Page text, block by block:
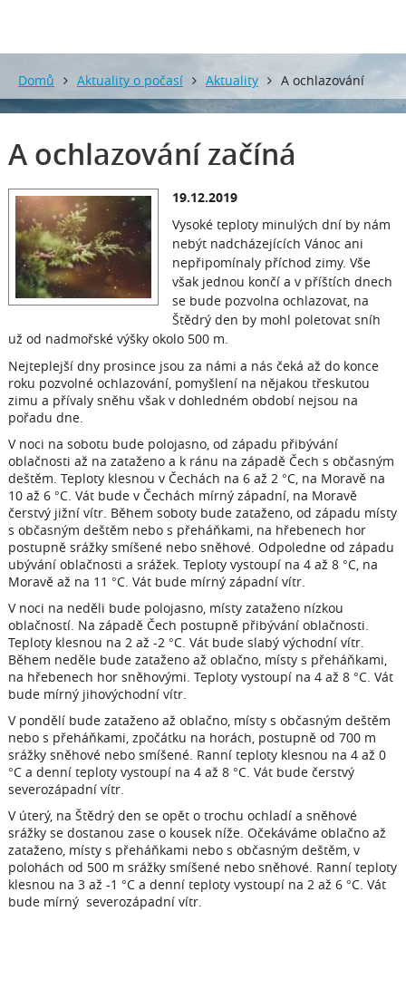
Domů Aktuality o počasí Aktuality A ochlazování
začíná
A ochlazování začíná
19.12.2019
Vysoké teploty minulých dní by nám
nebýt nadcházejících Vánoc ani
nepřipomínaly příchod zimy. Vše
však jednou končí a v příštích dnech
se bude pozvolna ochlazovat, na
Štědrý den by mohl poletovat sníh
už od nadmořské výšky okolo 500 m.
Nejteplejší dny prosince jsou za námi a nás čeká až do konce
roku pozvolné ochlazování, pomyšlení na nějakou třeskutou
zimu a přívaly sněhu však v dohledném období nejsou na
pořadu dne.
V noci na sobotu bude polojasno, od západu přibývání
oblačnosti až na zataženo a k ránu na západě Čech s občasným
deštěm. Teploty klesnou v Čechách na 6 až 2 °C, na Moravě na
10 až 6 °C. Vát bude v Čechách mírný západní, na Moravě
čerstvý jižní vítr. Během soboty bude zataženo, od západu místy
s občasným deštěm nebo s přeháňkami, na hřebenech hor
postupně srážky smíšené nebo sněhové. Odpoledne od západu
ubývání oblačnosti a srážek. Teploty vystoupí na 4 až 8 °C, na
Moravě až na 11 °C. Vát bude mírný západní vítr.
V noci na neděli bude polojasno, místy zataženo nízkou
oblačností. Na západě Čech postupně přibývání oblačnosti.
Teploty klesnou na 2 až -2 °C. Vát bude slabý východní vítr.
Během neděle bude zataženo až oblačno, místy s přeháňkami,
na hřebenech hor sněhovými. Teploty vystoupí na 4 až 8 °C. Vát
bude mírný jihovýchodní vítr.
V pondělí bude zataženo až oblačno, místy s občasným deštěm
nebo s přeháňkami, zpočátku na horách, postupně od 700 m
srážky sněhové nebo smíšené. Ranní teploty klesnou na 4 až 0
°C a denní teploty vystoupí na 4 až 8 °C. Vát bude čerstvý
severozápadní vítr.
V úterý, na Štědrý den se opět o trochu ochladí a sněhové
srážky se dostanou zase o kousek níže. Očekáváme oblačno až
zataženo, místy s přeháňkami nebo s občasným deštěm, v
polohách od 500 m srážky smíšené nebo sněhové. Ranní teploty
klesnou na 3 až -1 °C a denní teploty vystoupí na 2 až 6 °C. Vát
bude mírný severozápadní vítr.